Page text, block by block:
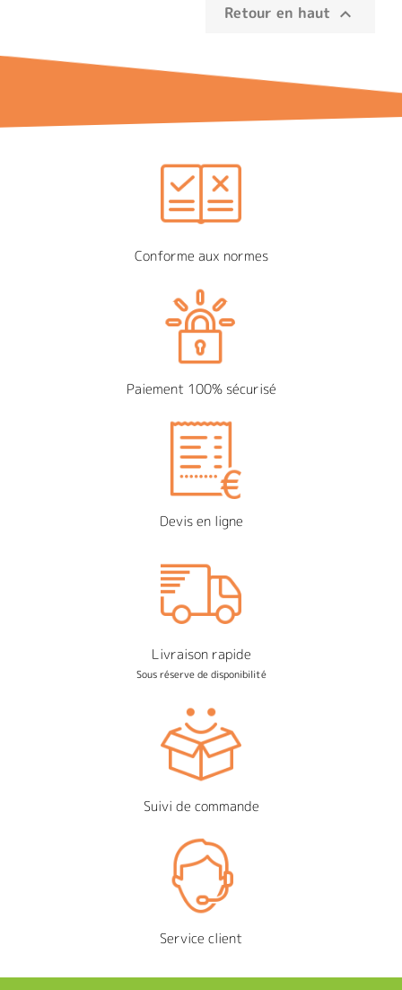
Retour en haut 
Conforme aux normes
Paiement 100% sécurisé
Devis en ligne
Livraison rapide
Sous réserve de disponibilité
Suivi de commande
Service client